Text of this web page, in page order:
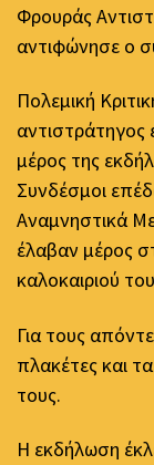
Φρουράς
αντιφώνησε ο
Πολεμική
αντιστράτηγος
μέρος της
Συνδέσμοι
Αναμνηστικά
έλαβαν μέρος
καλοκαιριού
Για τους
πλακέτες και
τους.
Η εκδήλωση